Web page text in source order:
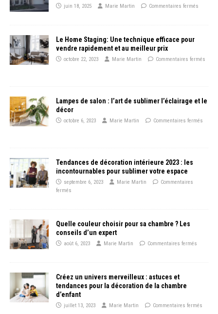
juin 18, 2025 Marie Martin Commentaires fermés
Le Home Staging: Une technique efficace pour
vendre rapidement et au meilleur prix
octobre 22, 2023 Marie Martin Commentaires fermés
Lampes de salon : l’art de sublimer l’éclairage et le
décor
octobre 6, 2023 Marie Martin Commentaires fermés
Tendances de décoration intérieure 2023 : les
incontournables pour sublimer votre espace
septembre 6, 2023 Marie Martin
Commentaires
fermés
Quelle couleur choisir pour sa chambre ? Les
conseils d’un expert
août 6, 2023 Marie Martin Commentaires fermés
Créez un univers merveilleux : astuces et
tendances pour la décoration de la chambre
d’enfant
juillet 13, 2023 Marie Martin Commentaires fermés